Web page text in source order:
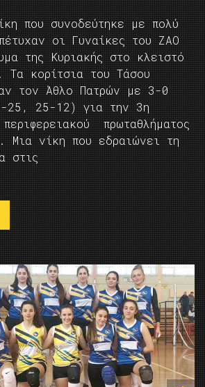
που συνοδεύτηκε με πολύ
οι Γυναίκες του ΖΑΟ
της Κυριακής στο κλειστό
Τα κορίτσια του Τάσου
τον Άθλο Πατρών με 3-0
25, 25-12) για την 3η
πρωταθλήματος
Μια νίκη που εδραιώνει τη
στις